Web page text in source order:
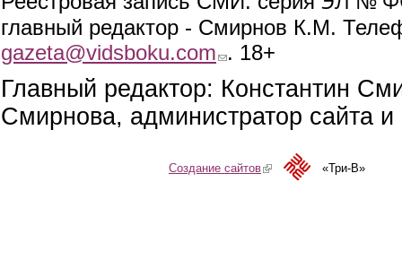
главный редактор - Смирнов К.М.
gazeta@vidsboku.com (link sends e-mail)
. 18+
Главный редактор: Константин
Смирнова, администратор сайта
Создание сайтов(link is external)«Три-В»